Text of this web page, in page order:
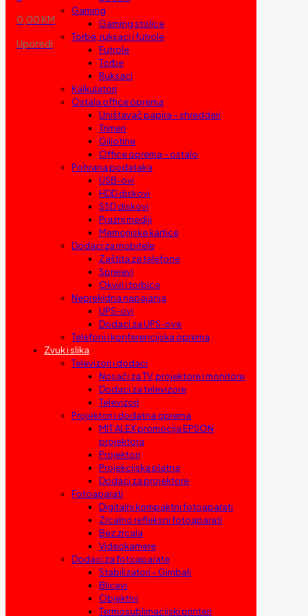
0,00 KM
Uporedi
Gaming
Gaming stolice
Torbe, ruksaci i futrole
Futrole
Torbe
Ruksaci
Kalkulatori
Ostala office oprema
Uništavač papira – shredderi
Trimeri
Giljotine
Office oprema – ostalo
Pohrana podataka
USB-ovi
HDD diskovi
SSD diskovi
Prazni mediji
Memorijske kartice
Dodaci za mobitele
Zaštita za telefone
Sprejevi
Okviri i torbice
Neprekidna napajanja
UPS-ovi
Dodaci za UPS-ove
Telefoni i konferencijska oprema
Zvuk i slika
Televizori i dodaci
Nosači za TV, projektore i monitore
Dodaci za televizore
Televizori
Projektori i dodatna oprema
MIT ALEX promocija EPSON
projektora
Projektori
Projekcijska platna
Dodaci za projektore
Fotoaparati
Digitalni kompaktni fotoaparati
Zrcalno refleksni fotoaparati
Bez zrcala
Videokamere
Dodaci za fotoaparate
Stabilizatori – Gimbali
Blicevi
Objektivi
Termosublimacijski printeri